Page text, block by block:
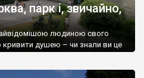
парк і, звичайно,
людиною свого
кривити душею – чи знали ви це